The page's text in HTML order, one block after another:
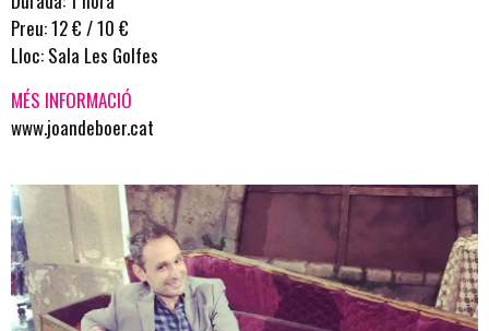
Preu: 12 € / 10 €
Lloc: Sala Les Golfes
MÉS INFORMACIÓ
www.joandeboer.cat